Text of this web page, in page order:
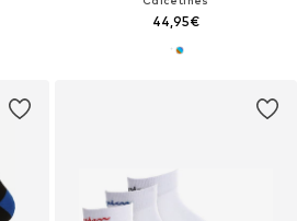
44,95€